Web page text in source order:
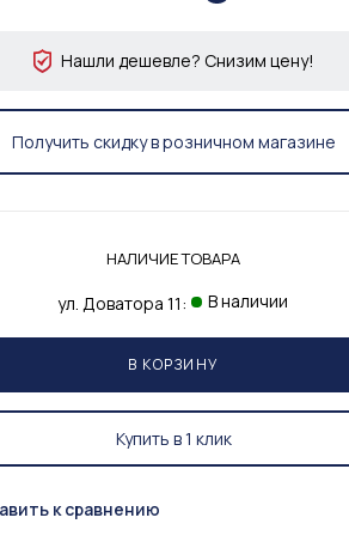
Нашли дешевле? Снизим цену!
Получить скидку в розничном магазине
НАЛИЧИЕ ТОВАРА
ул. Доватора 11: В наличии
В КОРЗИНУ
Купить в 1 клик
к сравнению